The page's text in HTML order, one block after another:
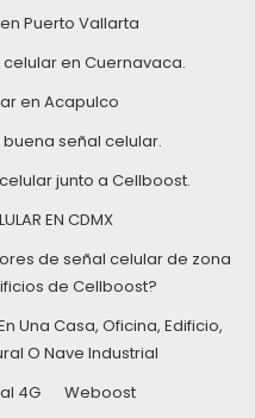
Puerto Vallarta
en Cuernavaca.
en Acapulco
señal celular.
junto a Cellboost.
EN CDMX
de señal celular de zona
de Cellboost?
Una Casa, Oficina, Edificio,
O Nave Industrial
4G
Weboost